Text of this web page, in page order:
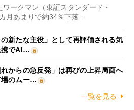
ークマン（東証スタンダード・
月あまりで約34％下落…
新たな主役」として再評価される気
携でAI…
からの急反発」は再びの上昇局面へ
のムー…
一覧を見る